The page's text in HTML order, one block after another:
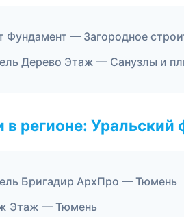
Фундамент — Загородное
Дерево Этаж — Санузлы и
в регионе: Уральский
Бригадир АрхПро — Тюмень
Этаж — Тюмень